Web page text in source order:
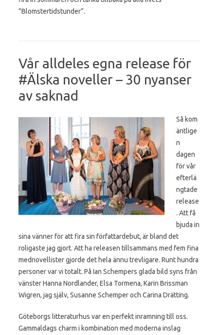
”Blomstertidstunder”.
Vår alldeles egna release för
#Älska noveller – 30 nyanser
av saknad
Så kom
äntlige
n
dagen
för vår
efterlä
ngtade
release
. Att få
bjuda in
sina vänner för att fira sin författardebut, är bland det
roligaste jag gjort. Att ha releasen tillsammans med fem fina
mednovellister gjorde det hela ännu trevligare. Runt hundra
personer var vi totalt. På Ian Schempers glada bild syns från
vänster Hanna Nordlander, Elsa Tormena, Karin Brissman
Wigren, jag själv, Susanne Schemper och Carina Drätting.
Göteborgs litteraturhus var en perfekt inramning till oss.
Gammaldags charm i kombination med moderna inslag